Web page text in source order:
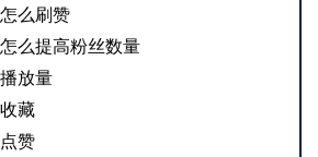
么刷赞
么提高粉丝数量
放量
藏
赞